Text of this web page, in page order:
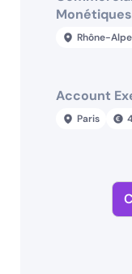
Rhône-
Account
Paris